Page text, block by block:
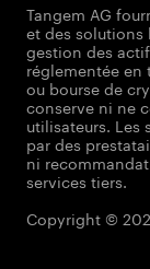
Tangem AG
et des
gestion des
réglementée en
ou bourse de
conserve ni ne
utilisateurs.
par des
ni
services tiers.